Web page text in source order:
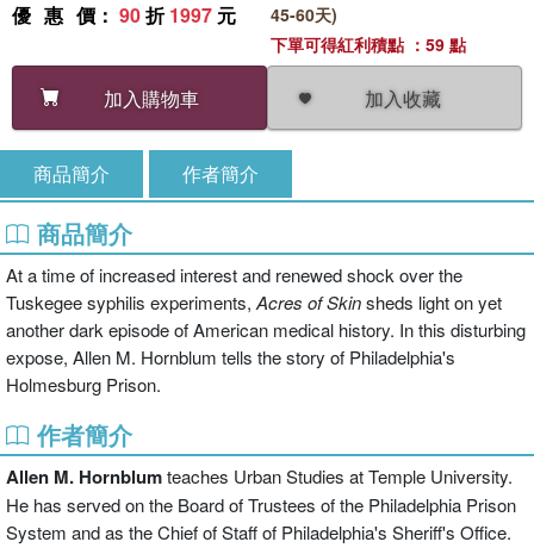
優惠價 ： 90折1997 元
加入購物車 加入收藏
45-60天)
下單可得紅利積點 ：59 點
商品簡介 作者簡介
商品簡介
At a time of increased interest and renewed shock over the
Tuskegee syphilis experiments, Acres of Skinsheds light on yet
another dark episode of American medical history. In this disturbing
expose, Allen M. Hornblum tells the story of Philadelphia's
Holmesburg Prison.
作者簡介
Allen M. Hornblumteaches Urban Studies at Temple University.
He has served on the Board of Trustees of the Philadelphia Prison
System and as the Chief of Staff of Philadelphia's Sheriff's Office.